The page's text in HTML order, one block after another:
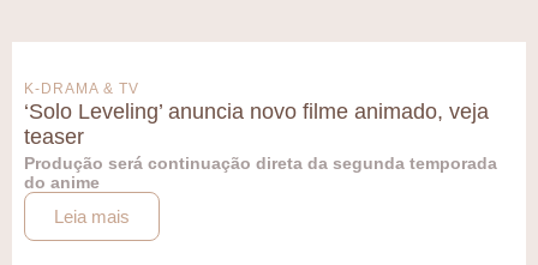
K-DRAMA & TV
‘Solo Leveling’ anuncia novo filme animado, veja
teaser
Produção será continuação direta da segunda temporada
do anime
Leia mais